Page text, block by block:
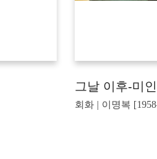
그날 이후-미
회화 | 이명복